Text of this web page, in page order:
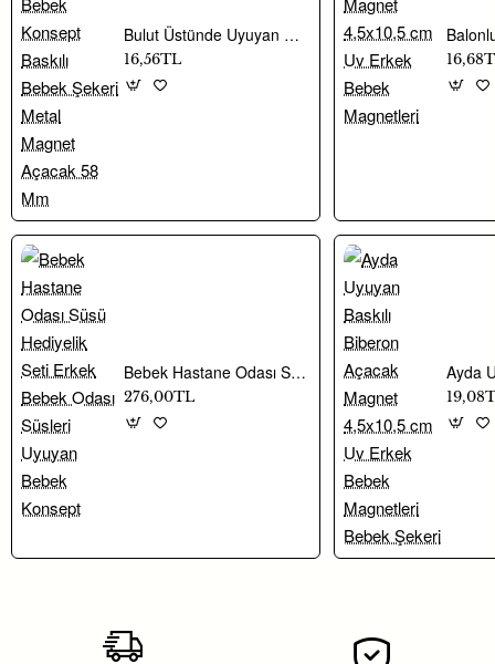
Bulut Üstünde Uyuyan Bebek Konsept Baskılı Bebek Şekeri Metal Magnet Açacak 58 Mm
16,56TL
Bebek Hastane Odası Süsü Hediyelik Seti Erkek Bebek Odası Süsleri Uyuyan Bebek Konsept
276,00TL